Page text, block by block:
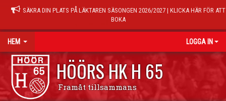
SÄKRA DIN PLATS PÅ LÄKTAREN SÄSONGEN 2026/2027 | KLICKA HÄR FÖR ATT
BOKA
HEM LOGGA IN
HÖÖRS HK H 65
Framåt tillsammans